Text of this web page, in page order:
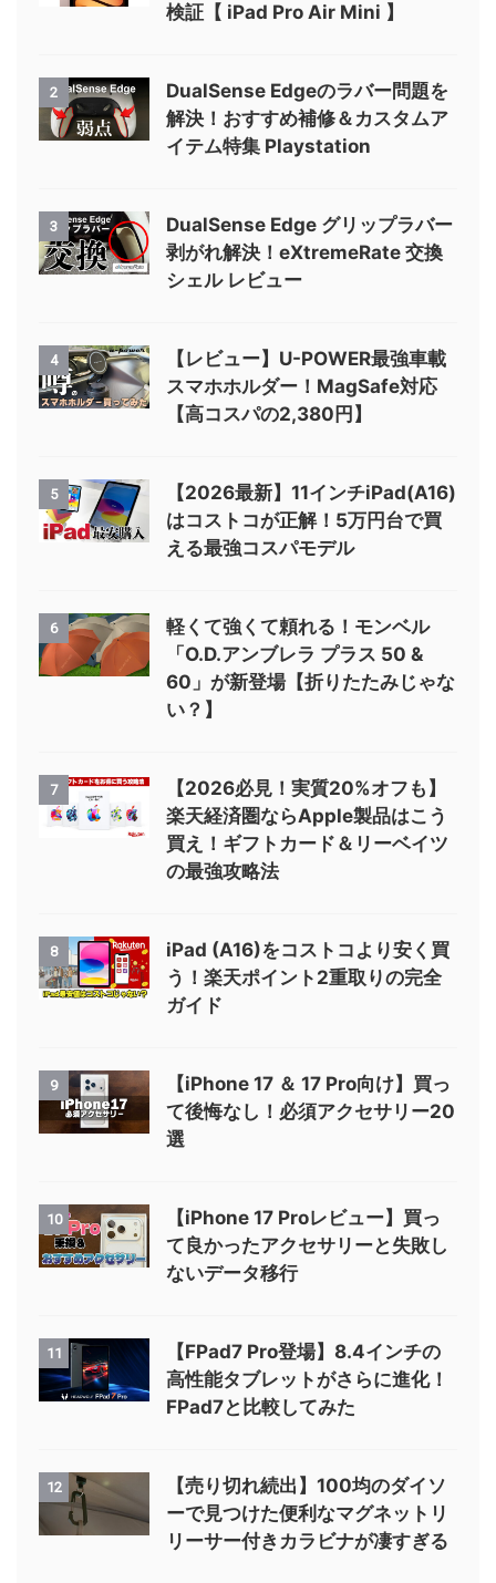
検証【 iPad Pro Air Mini 】
2
DualSense Edgeのラバー問題を
解決！おすすめ補修＆カスタムア
イテム特集 Playstation
3
DualSense Edge グリップラバー
剥がれ解決！eXtremeRate 交換
シェル レビュー
4
【レビュー】U-POWER最強車載
スマホホルダー！MagSafe対応
【高コスパの2,380円】
5
【2026最新】11インチiPad(A16)
はコストコが正解！5万円台で買
える最強コスパモデル
6
軽くて強くて頼れる！モンベル
「O.D.アンブレラ プラス 50 &
60」が新登場【折りたたみじゃな
い？】
7
【2026必見！実質20%オフも】
楽天経済圏ならApple製品はこう
買え！ギフトカード＆リーベイツ
の最強攻略法
8
iPad (A16)をコストコより安く買
う！楽天ポイント2重取りの完全
ガイド
9
【iPhone 17 ＆ 17 Pro向け】買っ
て後悔なし！必須アクセサリー20
選
10
【iPhone 17 Proレビュー】買っ
て良かったアクセサリーと失敗し
ないデータ移行
11
【FPad7 Pro登場】8.4インチの
高性能タブレットがさらに進化！
FPad7と比較してみた
12
【売り切れ続出】100均のダイソ
ーで見つけた便利なマグネットリ
リーサー付きカラビナが凄すぎる